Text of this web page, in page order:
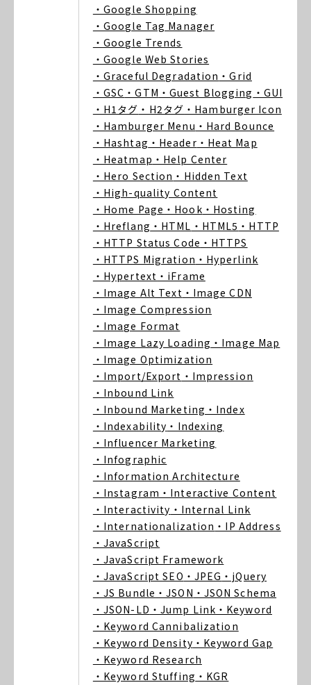
・Google Shopping
・Google Tag Manager
・Google Trends
・Google Web Stories
・Graceful Degradation ・Grid
・GSC ・GTM ・Guest Blogging ・GUI
・H1タグ ・H2タグ ・Hamburger Icon
・Hamburger Menu ・Hard Bounce
・Hashtag ・Header ・Heat Map
・Heatmap ・Help Center
・Hero Section ・Hidden Text
・High-quality Content
・Home Page ・Hook ・Hosting
・Hreflang ・HTML ・HTML5 ・HTTP
・HTTP Status Code ・HTTPS
・HTTPS Migration ・Hyperlink
・Hypertext ・iFrame
・Image Alt Text ・Image CDN
・Image Compression
・Image Format
・Image Lazy Loading ・Image Map
・Image Optimization
・Import/Export ・Impression
・Inbound Link
・Inbound Marketing ・Index
・Indexability ・Indexing
・Influencer Marketing
・Infographic
・Information Architecture
・Instagram ・Interactive Content
・Interactivity ・Internal Link
・Internationalization ・IP Address
・JavaScript
・JavaScript Framework
・JavaScript SEO ・JPEG ・jQuery
・JS Bundle ・JSON ・JSON Schema
・JSON-LD ・Jump Link ・Keyword
・Keyword Cannibalization
・Keyword Density ・Keyword Gap
・Keyword Research
・Keyword Stuffing ・KGR